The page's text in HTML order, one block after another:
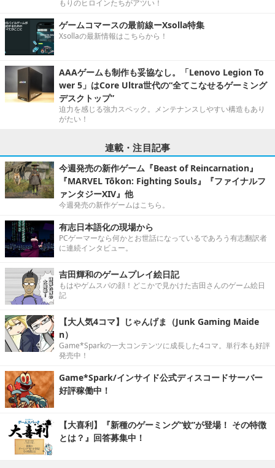
もりのヒロインたちがアツい！
ゲームコマースの最前線ーXsolla特集
Xsollaの最新情報はこちらから！
AAAゲームも制作も妥協なし。「Lenovo Legion To
wer 5」はCore Ultra世代の“全てこなせるゲーミング
デスクトップ”
迫力を感じる強力スペック。メンテナンスしやすい構造もあり
がたい！
連載・注目記事
今週発売の新作ゲーム『Beast of Reincarnation』
『MARVEL Tōkon: Fighting Souls』『ファイナルフ
ァンタジーXIV』他
今週発売の新作ゲームはこちら。
有志日本語化の現場から
PCゲーマーなら何かとお世話になっているであろう有志翻訳者
に連続インタビュー。
吉田輝和のゲームプレイ絵日記
もはやゲムスパの顔！どこかで見かけた吉田さんのゲーム絵日
記
【大人気4コマ】じゃんげま（Junk Gaming Maide
n）
Game*Sparkの一大コンテンツに成長した4コマ。単行本も好評
発売中！
Game*Spark/インサイド公式ディスコードサーバー
好評稼働中！
【大喜利】『新種のゲーミング“蚊”が登場！ その特徴
とは？』回答募集中！